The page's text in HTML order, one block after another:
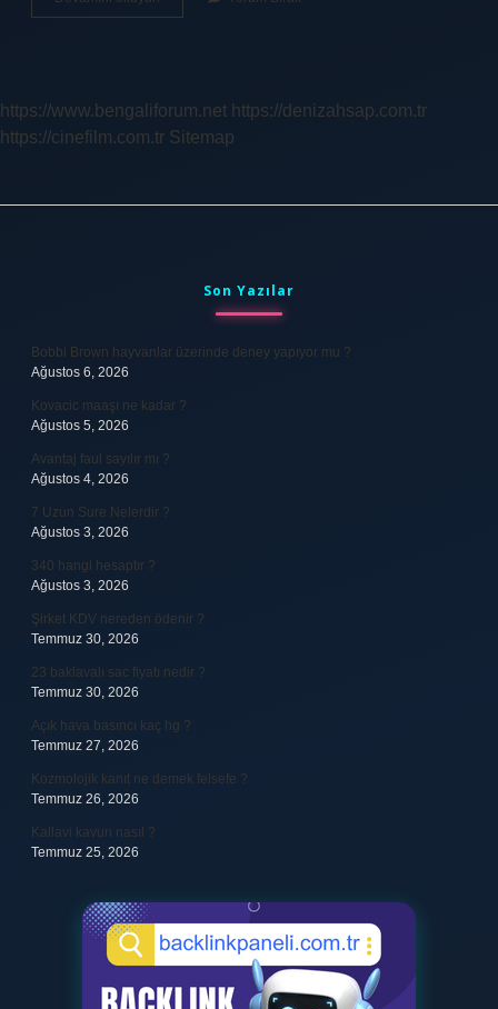
Diyen
https://www.bengaliforum.net https://denizahsap.com.tr
https://cinefilm.com.tr Sitemap
Son Yazılar
Bobbi Brown hayvanlar üzerinde deney yapıyor mu ?
Ağustos 6, 2026
Kovacic maaşı ne kadar ?
Ağustos 5, 2026
Avantaj faul sayılır mı ?
Ağustos 4, 2026
7 Uzun Sure Nelerdir ?
Ağustos 3, 2026
340 hangi hesaptır ?
Ağustos 3, 2026
Şirket KDV nereden ödenir ?
Temmuz 30, 2026
23 baklavalı sac fiyatı nedir ?
Temmuz 30, 2026
Açık hava basıncı kaç hg ?
Temmuz 27, 2026
Kozmolojik kanıt ne demek felsefe ?
Temmuz 26, 2026
Kallavi kavun nasıl ?
Temmuz 25, 2026